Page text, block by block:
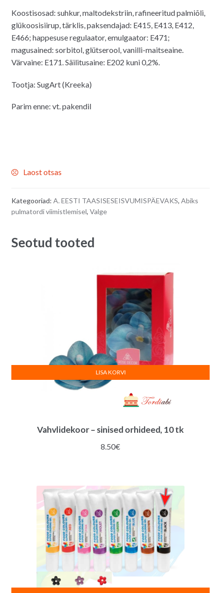
Koostisosad: suhkur, maltodekstriin, rafineeritud palmiõli,
glükoosisiirup, tärklis, paksendajad: E415, E413, E412,
E466; happesuse regulaator, emulgaator: E471;
magusained: sorbitol, glütserool, vanilli-maitseaine.
Värvaine: E171. Säilitusaine: E202 kuni 0,2%.
Tootja: SugArt (Kreeka)
Parim enne: vt. pakendil
Laost otsas
Kategooriad: A. EESTI TAASISESEISVUMISPÄEVAKS, Abiks
pulmatordi viimistlemisel, Valge
Seotud tooted
Vahvlidekoor – sinised orhideed, 10 tk
8.50€
LISA KORVI